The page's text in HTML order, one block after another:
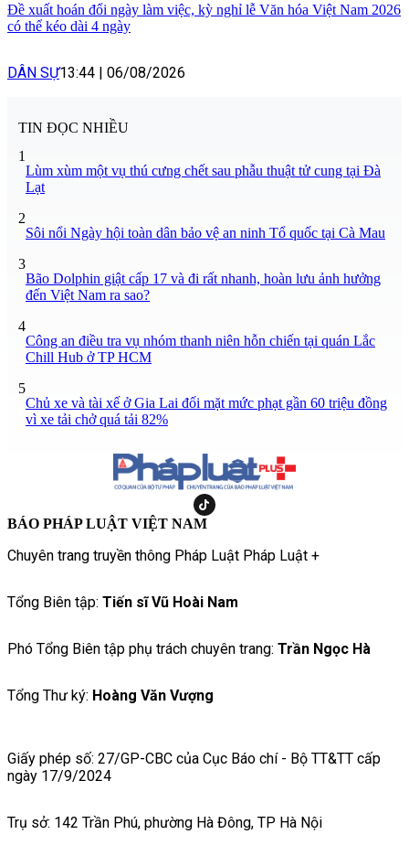
Đề xuất hoán đổi ngày làm việc, kỳ nghỉ lễ Văn hóa Việt Nam 2026
có thể kéo dài 4 ngày
DÂN SỰ13:44 | 06/08/2026
TIN ĐỌC NHIỀU
1
Lùm xùm một vụ thú cưng chết sau phẫu thuật tử cung tại Đà
Lạt
2
Sôi nổi Ngày hội toàn dân bảo vệ an ninh Tổ quốc tại Cà Mau
3
Bão Dolphin giật cấp 17 và đi rất nhanh, hoàn lưu ảnh hưởng
đến Việt Nam ra sao?
4
Công an điều tra vụ nhóm thanh niên hỗn chiến tại quán Lắc
Chill Hub ở TP HCM
5
Chủ xe và tài xế ở Gia Lai đối mặt mức phạt gần 60 triệu đồng
vì xe tải chở quá tải 82%
BÁO PHÁP LUẬT VIỆT NAM
Chuyên trang truyền thông Pháp Luật Pháp Luật +
Tổng Biên tập: Tiến sĩ Vũ Hoài Nam
Phó Tổng Biên tập phụ trách chuyên trang: Trần Ngọc Hà
Tổng Thư ký: Hoàng Văn Vượng
Giấy phép số: 27/GP-CBC của Cục Báo chí - Bộ TT&TT cấp
ngày 17/9/2024
Trụ sở: 142 Trần Phú, phường Hà Đông, TP Hà Nội